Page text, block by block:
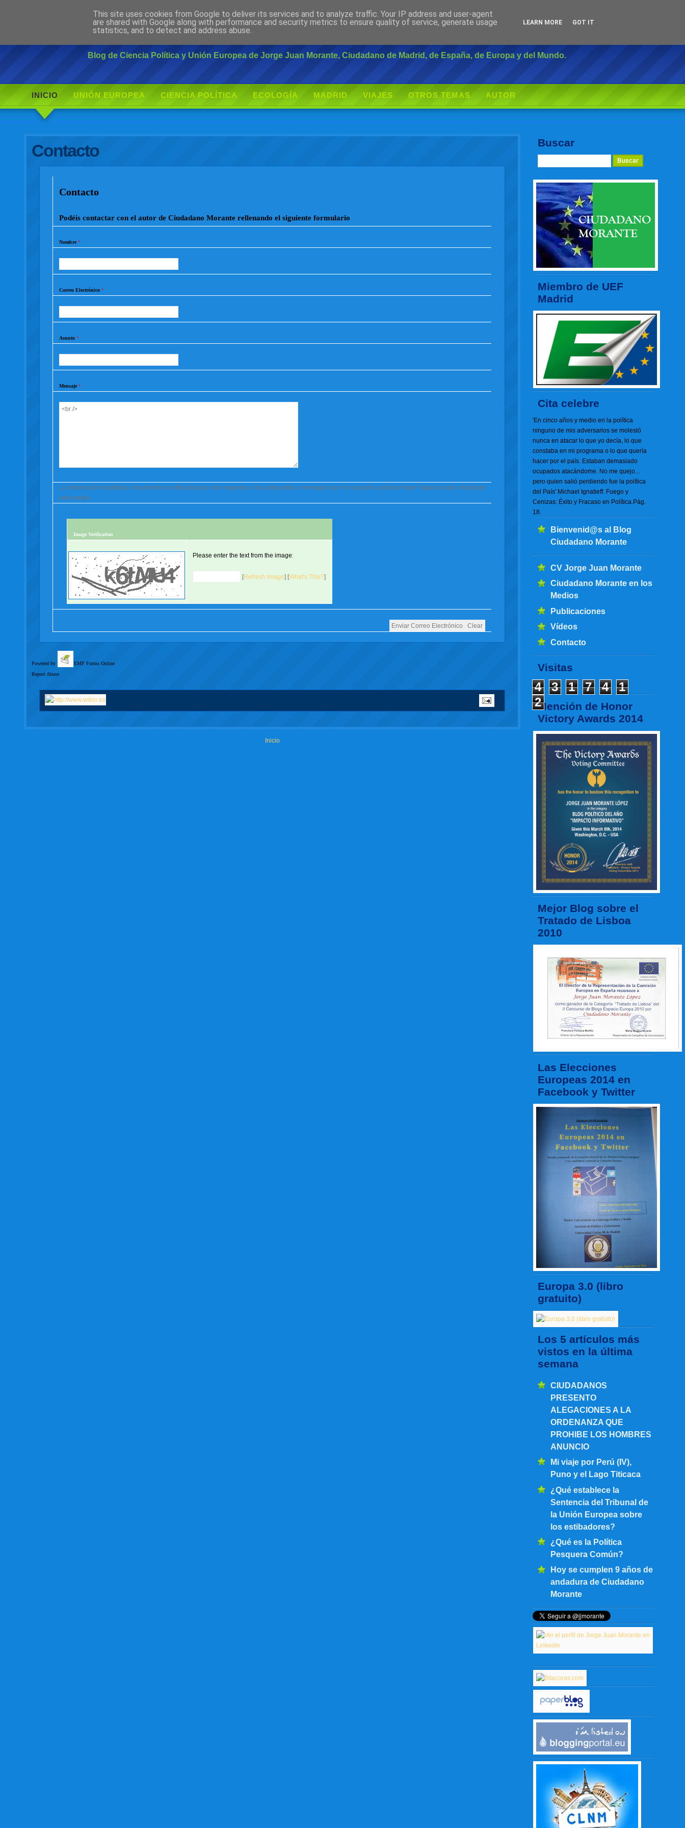
Ciudadano Morante
Blog de Ciencia Política y Unión Europea de Jorge Juan Morante, Ciudadano de Madrid, de España, de Europa y del Mundo.
INICIO UNIÓN EUROPEA CIENCIA POLÍTICA ECOLOGÍA MADRID VIAJES OTROS TEMAS AUTOR
Buscar
Miembro de UEF
Madrid
Cita celebre
'En cinco años y medio en la política
ninguno de mis adversarios se molestó
nunca en atacar lo que yo decía, lo que
constaba en mi programa o lo que quería
hacer por el país. Estaban demasiado
ocupados atacándome. No me quejo...
pero quien salió perdiendo fue la política
del País' Michael Ignatieff. Fuego y
Cenizas: Éxito y Fracaso en Política.Pág.
18.
Bienvenid@s al Blog
Ciudadano Morante
CV Jorge Juan Morante
Ciudadano Morante en los
Medios
Publicaciones
Vídeos
Contacto
Visitas
4 3 1 7 4
1
2Mención de Honor
Victory Awards 2014
Mejor Blog sobre el
Tratado de Lisboa
2010
Las Elecciones
Europeas 2014 en
Facebook y Twitter
Europa 3.0 (libro
gratuito)
Los 5 artículos más
vistos en la última
semana
CIUDADANOS
PRESENTO
ALEGACIONES A LA
ORDENANZA QUE
PROHIBE LOS HOMBRES
ANUNCIO
Mi viaje por Perú (IV),
Puno y el Lago Titicaca
¿Qué establece la
Sentencia del Tribunal de
la Unión Europea sobre
los estibadores?
¿Qué es la Política
Pesquera Común?
Hoy se cumplen 9 años de
andadura de Ciudadano
Morante
Contacto
Contacto
Podéis contactar con el autor de Ciudadano Morante rellenando el siguiente formulario
Nombre *
Correo Electrónico *
Asunto *
Mensaje *
La Información facilitada únicamente se utilizará para dar respuesta a las preguntas o mensajes que los usuarios quieran hacer llegar al autor mediante
este medio.
Image Verification
Please enter the text from the image:
[Refresh Image] [What's This?]
Powered by EMF Forms Online
Report Abuse
Inicio
This site uses cookies from Google to deliver its services and to analyze traffic. Your IP address and user-agent
are shared with Google along with performance and security metrics to ensure quality of service, generate usage
statistics, and to detect and address abuse.
LEARN MORE GOT IT